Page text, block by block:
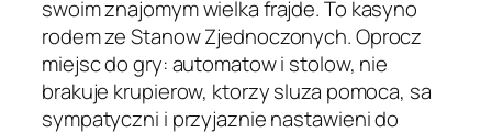
swoim znajomym wielka frajde. To kasyno
rodem ze Stanow Zjednoczonych. Oprocz
miejsc do gry: automatow i stolow, nie
brakuje krupierow, ktorzy sluza pomoca, sa
sympatyczni i przyjaznie nastawieni do